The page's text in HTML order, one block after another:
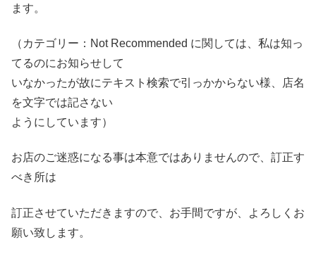
ます。
（カテゴリー：Not Recommended に関しては、私は知っ
てるのにお知らせして
いなかったが故にテキスト検索で引っかからない様、店名
を文字では記さない
ようにしています）
お店のご迷惑になる事は本意ではありませんので、訂正す
べき所は
訂正させていただきますので、お手間ですが、よろしくお
願い致します。